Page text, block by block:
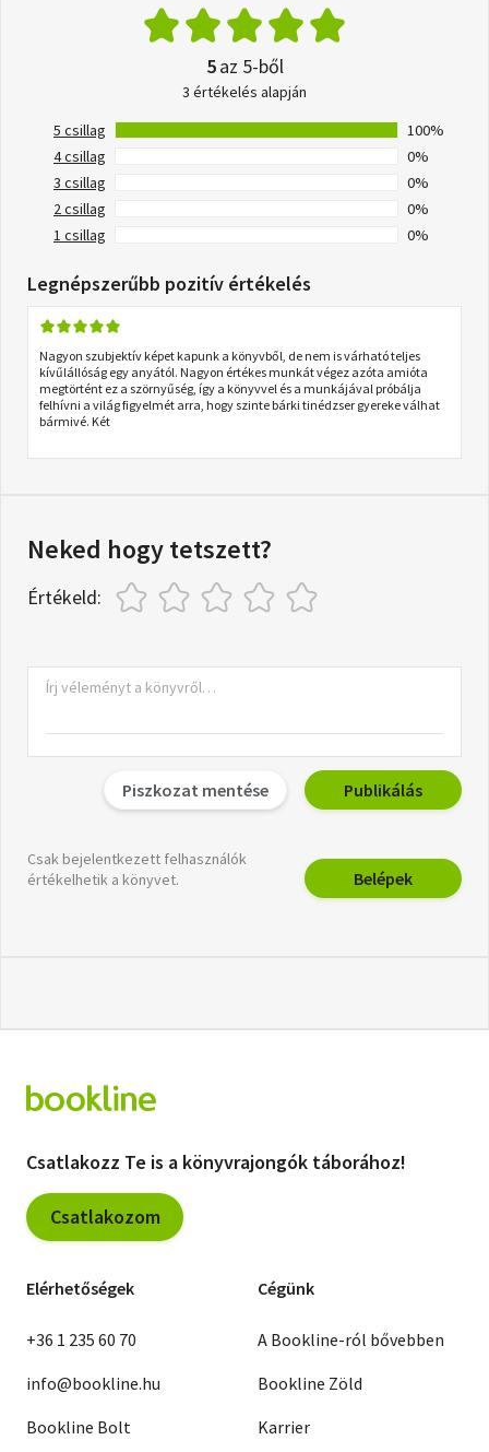
5az 5-ből
3 értékelés alapján
5 csillag
100%
4 csillag
0%
3 csillag
0%
2 csillag
0%
1 csillag
0%
Legnépszerűbb pozitív értékelés
Nagyon szubjektív képet kapunk a könyvből, de nem is várható teljes
kívűlállóság egy anyától. Nagyon értékes munkát végez azóta amióta
megtörtént ez a szörnyűség, így a könyvvel és a munkájával próbálja
felhívni a világ figyelmét arra, hogy szinte bárki tinédzser gyereke válhat
bármivé. Két
Neked hogy tetszett?
Értékeld:
Piszkozat mentése Publikálás
Csak bejelentkezett felhasználók
értékelhetik a könyvet.
Belépek
Csatlakozz Te is a könyvrajongók táborához!
Csatlakozom
Elérhetőségek
+36 1 235 60 70
info@bookline.hu
Bookline Bolt
Cégünk
A Bookline-ról bővebben
Bookline Zöld
Karrier